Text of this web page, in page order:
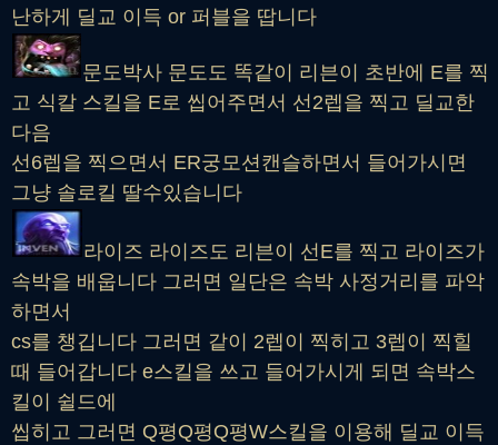
난하게 딜교 이득 or 퍼블을 땁니다
문도박사 문도도 똑같이 리븐이 초반에 E를 찍
고 식칼 스킬을 E로 씹어주면서 선2렙을 찍고 딜교한
다음
선6렙을 찍으면서 ER궁모션캔슬하면서 들어가시면
그냥 솔로킬 딸수있습니다
라이즈 라이즈도 리븐이 선E를 찍고 라이즈가
속박을 배웁니다 그러면 일단은 속박 사정거리를 파악
하면서
cs를 챙깁니다 그러면 같이 2렙이 찍히고 3렙이 찍힐
때 들어갑니다 e스킬을 쓰고 들어가시게 되면 속박스
킬이 쉴드에
씹히고 그러면 Q평Q평Q평W스킬을 이용해 딜교 이득